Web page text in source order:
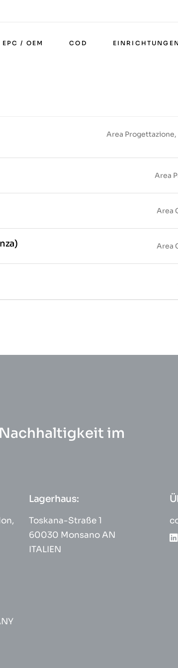
EPC / OEM COD
Area Progettazione
Area
Area
Area
im
Lagerhaus:
Toskana-Straße 1
60030 Monsano AN
ITALIEN